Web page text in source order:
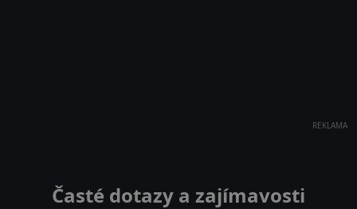
REKLAMA
Časté dotazy a zajímavosti